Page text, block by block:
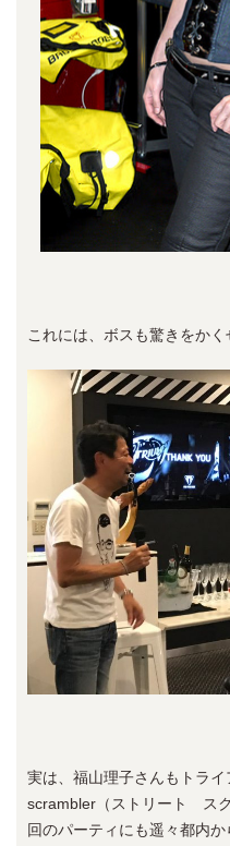
これには、ボスも驚きをかく
実は、福山理子さんもトラ
scrambler（ストリート ス
回のパーティにも遥々都内